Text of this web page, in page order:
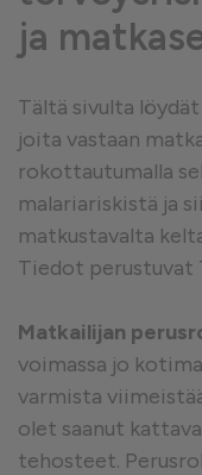
ja
Tältä sivulta
joita vastaan
rokottautumalla
malariariskistä ja
matkustavalta
Tiedot perustuvat
Matkailijan
voimassa jo
varmista
olet saanut
tehosteet.